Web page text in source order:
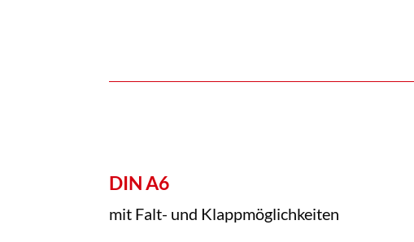
DIN A6
mit Falt- und Klappmöglichkeiten